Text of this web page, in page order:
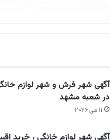
آگهی شهر فرش و شهر لوازم
در شعبه مشهد
۱۱ می ۲۰۲۶